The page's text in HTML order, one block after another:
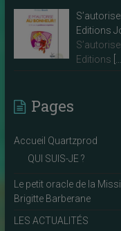
Editions
Editions
Pages
Accueil Quartzprod
QUI SUIS-JE ?
Le petit oracle de la
Brigitte Barberane
LES ACTUALITÉS